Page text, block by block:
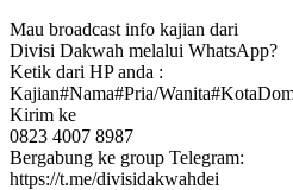
Mau broadcast info kajian dari
Divisi Dakwah melalui WhatsApp?
Ketik dari HP anda :
Kajian#Nama#Pria/
Kirim ke
0823 4007 8987
Bergabung ke group Telegram:
https://t.me/divisidakwahdei